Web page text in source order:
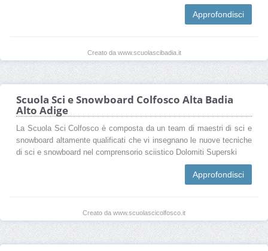
Approfondisci
Creato da www.scuolascibadia.it
Scuola Sci e Snowboard Colfosco Alta Badia
Alto Adige
La Scuola Sci Colfosco è composta da un team di maestri di sci e
snowboard altamente qualificati che vi insegnano le nuove tecniche
di sci e snowboard nel comprensorio sciistico Dolomiti Superski
Approfondisci
Creato da www.scuolascicolfosco.it